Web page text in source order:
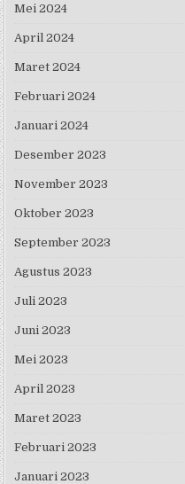
Mei 2024
April 2024
Maret 2024
Februari 2024
Januari 2024
Desember 2023
November 2023
Oktober 2023
September 2023
Agustus 2023
Juli 2023
Juni 2023
Mei 2023
April 2023
Maret 2023
Februari 2023
Januari 2023